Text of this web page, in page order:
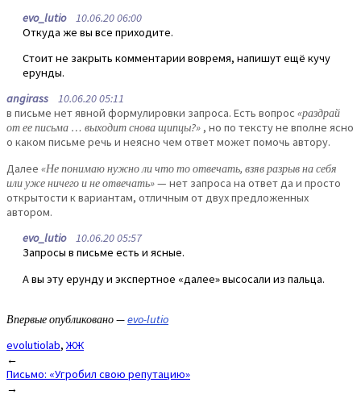
evo_lutio10.06.20 06:00
Откуда же вы все приходите.
Стоит не закрыть комментарии вовремя, напишут ещё кучу
ерунды.
angirass 10.06.20 05:11
в письме нет явной формулировки запроса. Есть вопрос «раздрай
от ее письма … выходит снова щипцы?» , но по тексту не вполне ясно
о каком письме речь и неясно чем ответ может помочь автору.
Далее «Не понимаю нужно ли что то отвечать, взяв разрыв на себя
или уже ничего и не отвечать»— нет запроса на ответ да и просто
открытости к вариантам, отличным от двух предложенных
автором.
evo_lutio10.06.20 05:57
Запросы в письме есть и ясные.
А вы эту ерунду и экспертное «далее» высосали из пальца.
Впервые опубликовано —evo-lutio
evolutiolab,ЖЖ
Post
navigation
←
Письмо: «Угробил свою репутацию»
→